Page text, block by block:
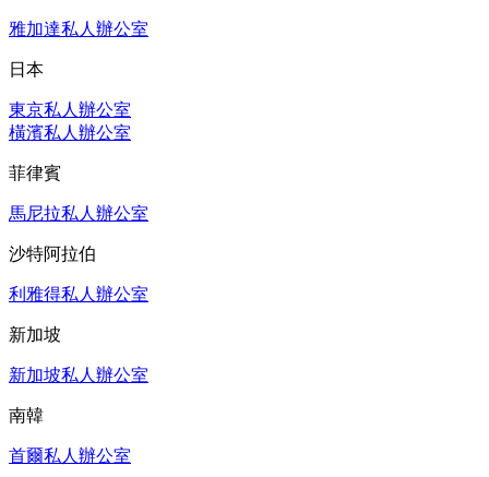
雅加達私人辦公室
日本
東京私人辦公室
橫濱私人辦公室
菲律賓
馬尼拉私人辦公室
沙特阿拉伯
利雅得私人辦公室
新加坡
新加坡私人辦公室
南韓
首爾私人辦公室